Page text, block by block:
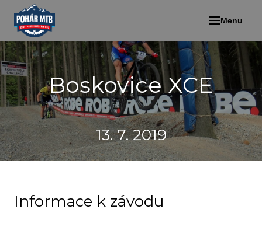
Menu
Boskovice XCE
13. 7. 2019
Informace k závodu